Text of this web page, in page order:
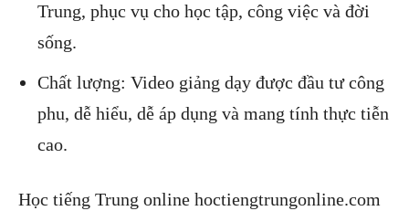
Trung, phục vụ cho học tập, công việc và đời
sống.
Chất lượng: Video giảng dạy được đầu tư công
phu, dễ hiểu, dễ áp dụng và mang tính thực tiễn
cao.
Học tiếng Trung online hoctiengtrungonline.com